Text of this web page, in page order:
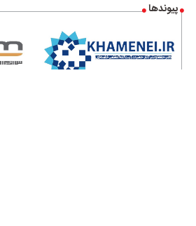
پیوندها